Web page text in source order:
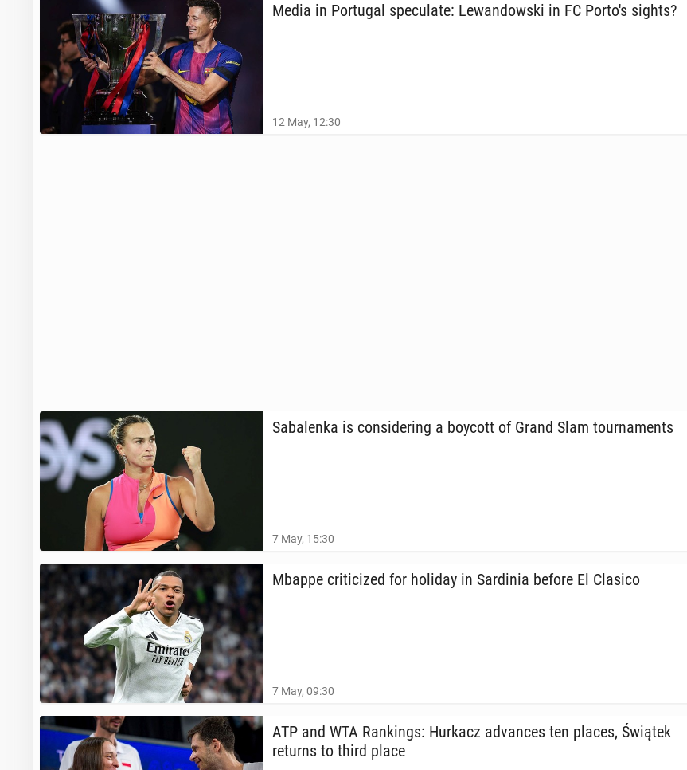
Media in Por­tu­gal spec­u­late: Lewandows­ki in FC Porto's sights?
12 May, 12:30
Sa­balen­ka is con­sid­er­ing a boycott of Grand Slam tour­na­ments
7 May, 15:30
Mbappe crit­i­cized for holiday in Sar­dinia before El Clasico
7 May, 09:30
ATP and WTA Rank­ings: Hurkacz ad­vances ten places, Świątek
returns to third place